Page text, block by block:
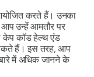
करते हैं। उनका
आप उन्हें आमतौर पर
केप कॉड हेल्थ एंड
हैं। इस तरह, आप
में अधिक जानने के